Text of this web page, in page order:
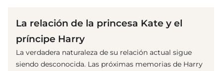
La relación de la princesa Kate y el
príncipe Harry
La verdadera naturaleza de su relación actual sigue
siendo desconocida. Las próximas memorias de Harry